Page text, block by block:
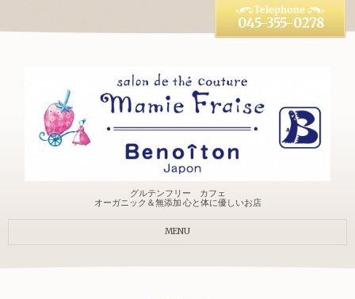
グルテンフリー カフェ
オーガニック＆無添加 心と体に優しいお店
045-355-0278
MENU